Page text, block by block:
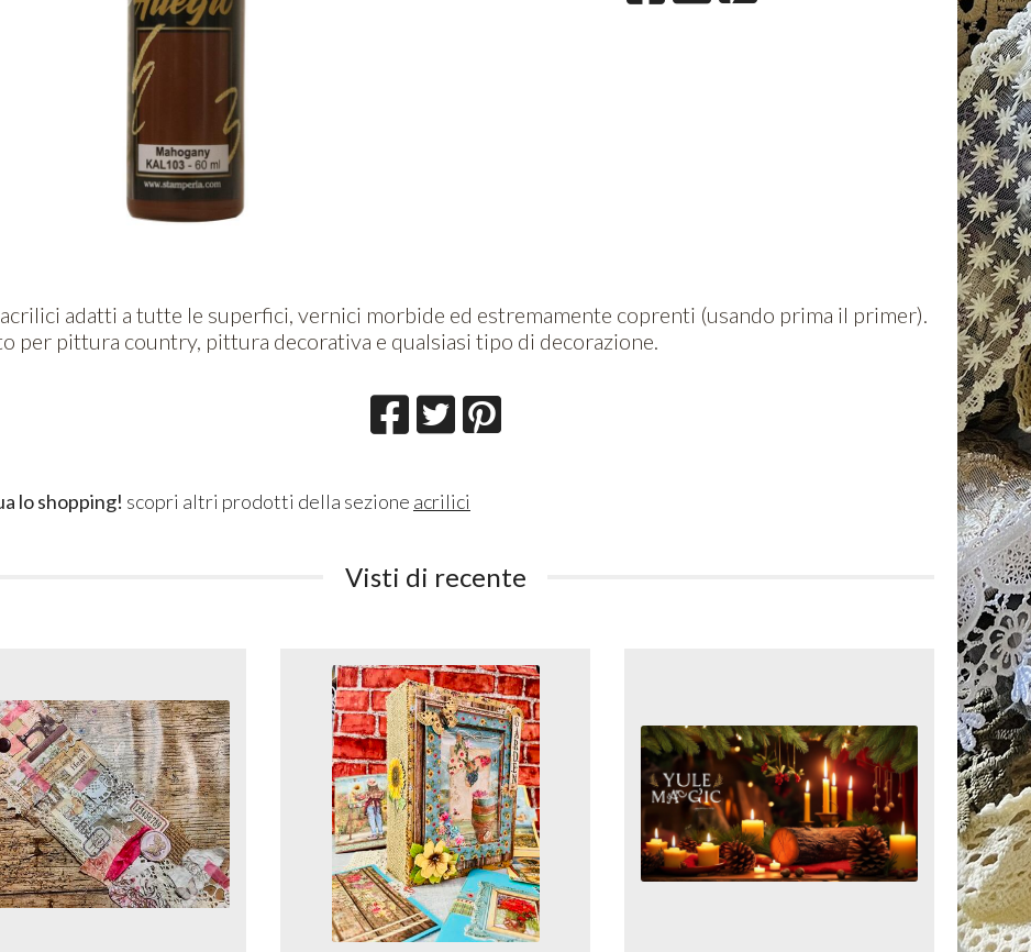
adatti a tutte le superfici, vernici morbide ed estremamente coprenti (usando prima il primer).
per pittura country, pittura decorativa e qualsiasi tipo di decorazione.
lo shopping! scopri altri prodotti della sezione acrilici
Visti di recente